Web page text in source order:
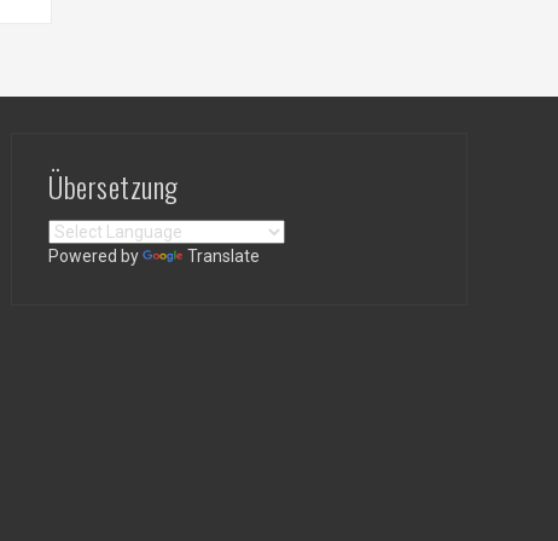
Übersetzung
Powered by Translate